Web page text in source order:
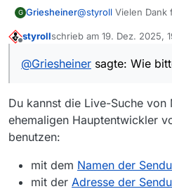
G Griesheiner@styroll Vielen Dank
man diesen Zugriff?
styrollschrieb am 19. Dez. 2025,
zuletzt editiert von
@Griesheiner sagte: Wie
Du kannst die Live-Suche von
ehemaligen Hauptentwickler
benutzen:
mit dem Namen der
mit der Adresse der